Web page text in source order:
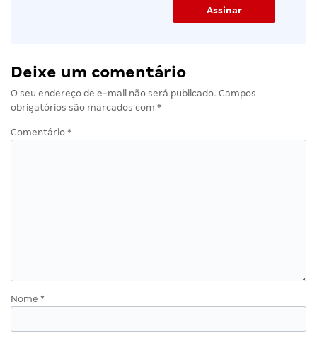
Deixe um comentário
O seu endereço de e-mail não será publicado. Campos
obrigatórios são marcados com *
Comentário *
Nome *